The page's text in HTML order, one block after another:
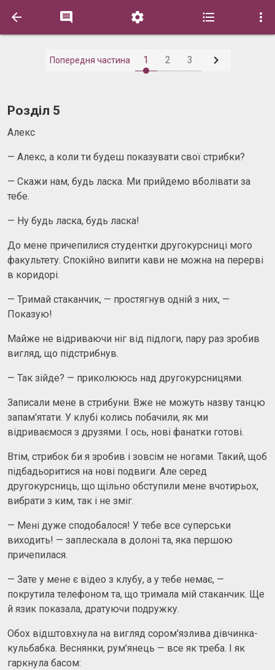
    
Попередня частина 1 2 3 
Роздiл 5
Алекс
— Алекс, а коли ти будеш показувати свої стрибки?
— Скажи нам, будь ласка. Ми прийдемо вболівати за
тебе.
— Ну будь ласка, будь ласка!
До мене причепилися студентки другокурсниці мого
факультету. Спокійно випити кави не можна на перерві
в коридорі.
— Тримай стаканчик, — простягнув одній з них, —
Показую!
Майже не відриваючи ніг від підлоги, пару раз зробив
вигляд, що підстрибнув.
— Так зійде? — приколююсь над другокурсницями.
Записали мене в стрибуни. Вже не можуть назву танцю
запам'ятати. У клубі колись побачили, як ми
відриваємося з друзями. І ось, нові фанатки готові.
Втім, стрибок би я зробив і зовсім не ногами. Такий, щоб
підбадьоритися на нові подвиги. Але серед
другокурсниць, що щільно обступили мене вчотирьох,
вибрати з ким, так і не зміг.
— Мені дуже сподобалося! У тебе все суперськи
виходить! — заплескала в долоні та, яка першою
причепилася.
— Зате у мене є відео з клубу, а у тебе немає, —
покрутила телефоном та, що тримала мій стаканчик. Ще
й язик показала, дратуючи подружку.
Обох відштовхнула на вигляд сором'язлива дівчинка-
кульбабка. Веснянки, рум'янець — все як треба. І як
гаркнула басом: